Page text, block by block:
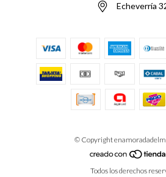
Echeverría
© Copyright
Todos los derechos